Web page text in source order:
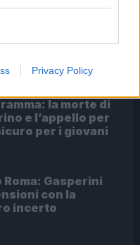
Privacy Policy
la morte di
e l’appello per
per i giovani
Gasperini
con la
incerto